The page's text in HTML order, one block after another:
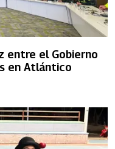
entre el Gobierno
en Atlántico